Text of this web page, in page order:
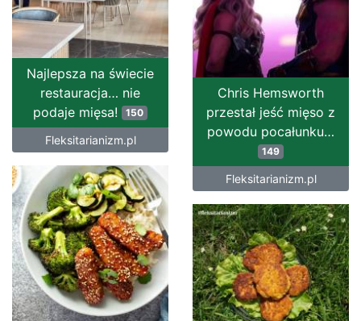
Najlepsza na świecie
restauracja… nie
podaje mięsa! 150
Fleksitarianizm.pl
Chris Hemsworth
przestał jeść mięso z
powodu pocałunku…
149
Fleksitarianizm.pl